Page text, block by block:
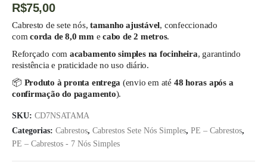
R$75,00
Cabresto de sete nós,tamanho ajustável, confeccionado
comcorda de 8,0 mm ecabo de 2 metros.
Reforçado com acabamento simples na focinheira, garantindo
resistência e praticidade no uso diário.
📦 Produto à pronta entrega (envio em até 48 horas após a
confirmação do pagamento).
SKU: CD7NSATAMA
Categorias: Cabrestos, Cabrestos Sete Nós Simples, PE – Cabrestos,
PE – Cabrestos - 7 Nós Simples